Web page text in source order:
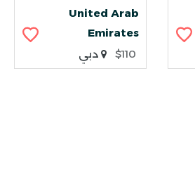
United Arab
Emirates
$110
دبي